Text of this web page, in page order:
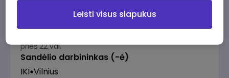
prieš 22 val.
Sandėlio darbininkas (-ė)
IKI Vilnius
Leisti visus slapukus